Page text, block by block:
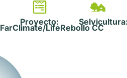
Proyecto:
FarClimate/LifeRebolloCC